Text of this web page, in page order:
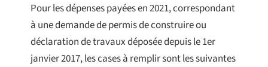
Pour les dépenses payées en 2021, correspondant
à une demande de permis de construire ou
déclaration de travaux déposée depuis le 1er
janvier 2017, les cases à remplir sont les suivantes